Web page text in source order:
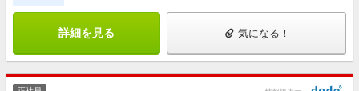
詳細を見る 気になる！